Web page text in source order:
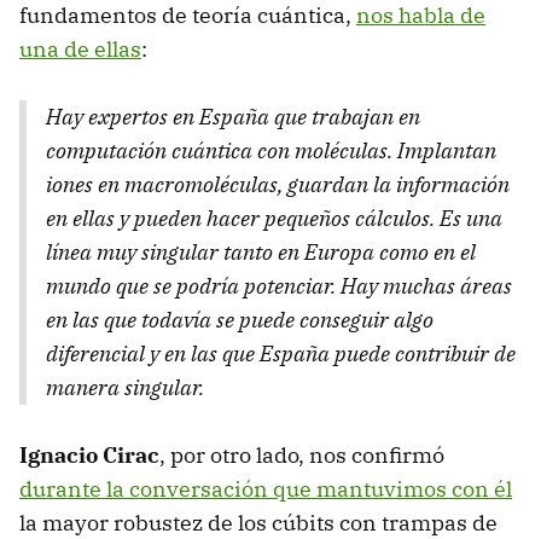
fundamentos de teoría cuántica, nos habla de
una de ellas:
Hay expertos en España que trabajan en
computación cuántica con moléculas. Implantan
iones en macromoléculas, guardan la información
en ellas y pueden hacer pequeños cálculos. Es una
línea muy singular tanto en Europa como en el
mundo que se podría potenciar. Hay muchas áreas
en las que todavía se puede conseguir algo
diferencial y en las que España puede contribuir de
manera singular.
Ignacio Cirac, por otro lado, nos confirmó
durante la conversación que mantuvimos con él
la mayor robustez de los cúbits con trampas de